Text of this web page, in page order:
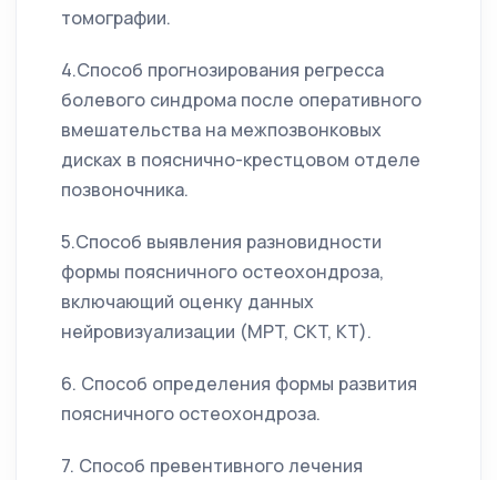
томографии.
4.Способ прогнозирования регресса
болевого синдрома после оперативного
вмешательства на межпозвонковых
дисках в пояснично-крестцовом отделе
позвоночника.
5.Способ выявления разновидности
формы поясничного остеохондроза,
включающий оценку данных
нейровизуализации (MPT, CKT, КТ).
6. Способ определения формы развития
поясничного остеохондроза.
7. Способ превентивного лечения